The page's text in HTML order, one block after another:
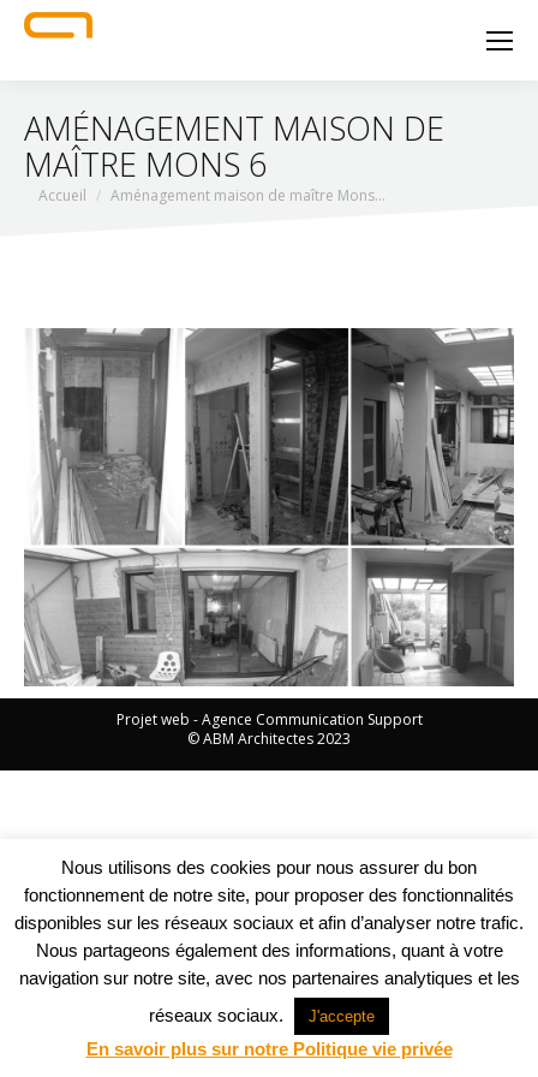
AMÉNAGEMENT MAISON DE
MAÎTRE MONS 6
Vous êtes ici :
Accueil Aménagement maison de maître Mons…
Projet web -Agence Communication Support
© ABM Architectes 2023
Nous utilisons des cookies pour nous assurer du bon
fonctionnement de notre site, pour proposer des fonctionnalités
disponibles sur les réseaux sociaux et afin d’analyser notre trafic.
Nous partageons également des informations, quant à votre
navigation sur notre site, avec nos partenaires analytiques et les
réseaux sociaux.
J'accepte
En savoir plus sur notre Politique vie privée